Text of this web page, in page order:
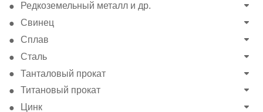
Редкоземельный металл и др.
Свинец
Сплав
Сталь
Танталовый прокат
Титановый прокат
Цинк